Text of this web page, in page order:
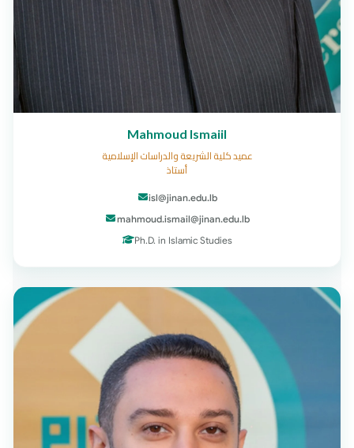
Mahmoud Ismaiil
عميد كلية الشريعة والدراسات الإسلامية
أستاذ
isl@jinan.edu.lb
mahmoud.ismail@jinan.edu.lb
Ph.D. in Islamic Studies